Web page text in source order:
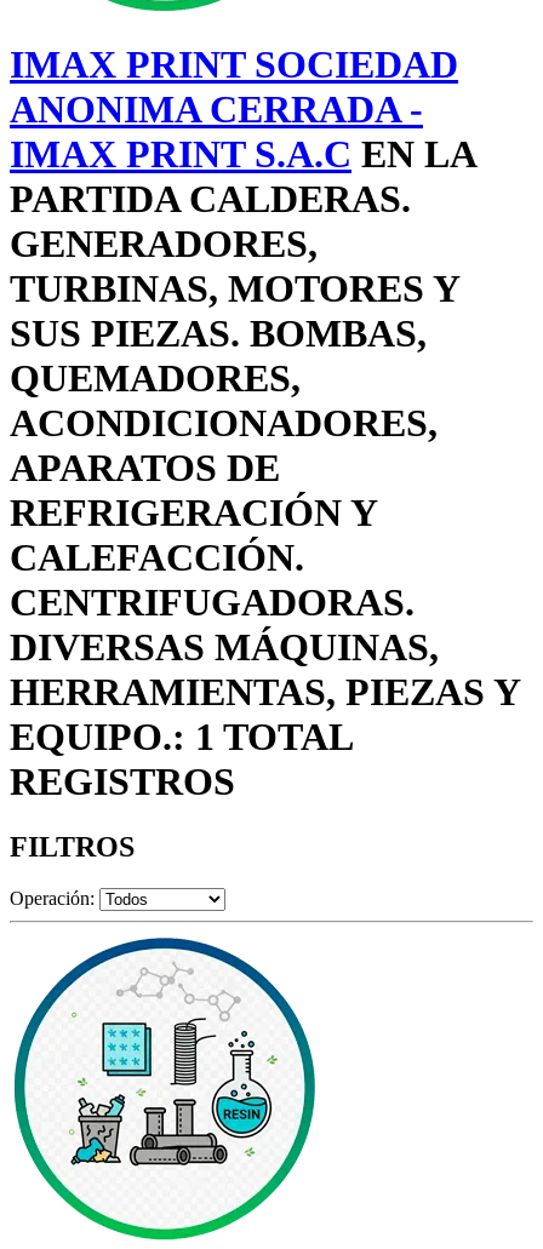
IMAX PRINT SOCIEDAD
ANONIMA CERRADA -
IMAX PRINT S.A.C EN LA
PARTIDA CALDERAS.
GENERADORES,
TURBINAS, MOTORES Y
SUS PIEZAS. BOMBAS,
QUEMADORES,
ACONDICIONADORES,
APARATOS DE
REFRIGERACIÓN Y
CALEFACCIÓN.
CENTRIFUGADORAS.
DIVERSAS MÁQUINAS,
HERRAMIENTAS, PIEZAS Y
EQUIPO.: 1 TOTAL
REGISTROS
FILTROS
Operación: